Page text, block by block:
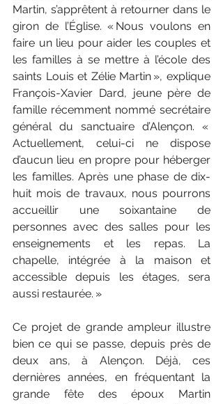
Martin, s’apprêtent à retourner dans le
giron de l’Église. « Nous voulons en
faire un lieu pour aider les couples et
les familles à se mettre à l’école des
saints Louis et Zélie Martin », explique
François-Xavier Dard, jeune père de
famille récemment nommé secrétaire
général du sanctuaire d’Alençon. «
Actuellement, celui-ci ne dispose
d’aucun lieu en propre pour héberger
les familles. Après une phase de dix-
huit mois de travaux, nous pourrons
accueillir une soixantaine de
personnes avec des salles pour les
enseignements et les repas. La
chapelle, intégrée à la maison et
accessible depuis les étages, sera
aussi restaurée. »
Ce projet de grande ampleur illustre
bien ce qui se passe, depuis près de
deux ans, à Alençon. Déjà, ces
dernières années, en fréquentant la
grande fête des époux Martin